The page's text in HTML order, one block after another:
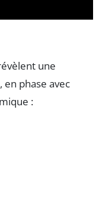
une
en phase avec
: